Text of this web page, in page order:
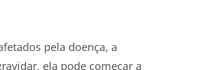
pela doença, a
ela pode começar a